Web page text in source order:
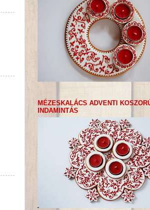
MÉZESKALÁCS ADVENTI
INDAMINTÁS